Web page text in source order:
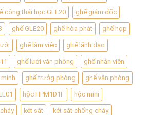
công thái học GLE20 ghế giám đốc
ghế GLE20 ghế hòa phát ghế họp
ghế làm việc ghế lãnh đạo
ghế lưới văn phòng ghế nhân viên
ghế trưởg phòng ghế văn phòng
hộc HPM1D1F hộc mini
két sắt két sắt chống cháy